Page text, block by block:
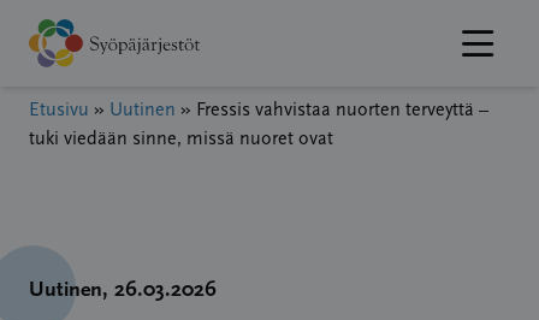
Hyppää
sisältöön
Etusivu » Uutinen » Fressis vahvistaa nuorten terveyttä –
tuki viedään sinne, missä nuoret ovat
Uutinen, 26.03.2026